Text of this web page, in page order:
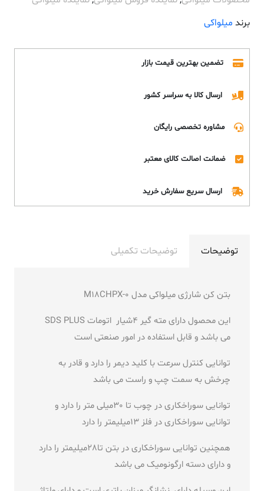
برند میلواکی
تضمین بهترین قیمت بازار
ارسال کالا به سراسر کشور
مشاوره تخصصی رایگان
ضمانت اصالت کالای معتبر
ارسال سریع سفارش خرید
توضیحات توضیحات تکمیلی
بتن کن شارژی میلواکی مدل M18CHPX-0
این محصول دارای مته گیر 4شیار اتومات SDS PLUS
می باشد و قابل استفاده در امور صنعتی است
توانایی کنترل سرعت با کلید دیمر را دارد و قادر به
چرخش به سمت چپ و راست می باشد
توانایی سوراخکاری در چوب تا 30میلی متر را دارد و
توانایی سوراخکاری در فلز 13میلیمتر را دارد
همچنین توانایی سوراخکاری در بتن تا28میلیمتر را دارد
و دارای دسته ارگونومیک می باشد